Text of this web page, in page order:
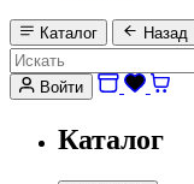
Каталог Назад
Войти
Каталог